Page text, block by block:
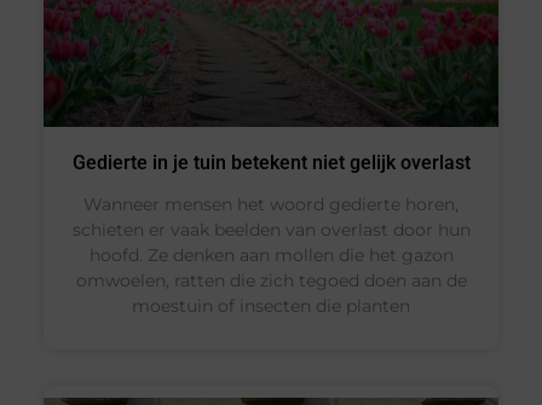
Gedierte in je tuin betekent niet gelijk overlast
Wanneer mensen het woord gedierte horen,
schieten er vaak beelden van overlast door hun
hoofd. Ze denken aan mollen die het gazon
omwoelen, ratten die zich tegoed doen aan de
moestuin of insecten die planten